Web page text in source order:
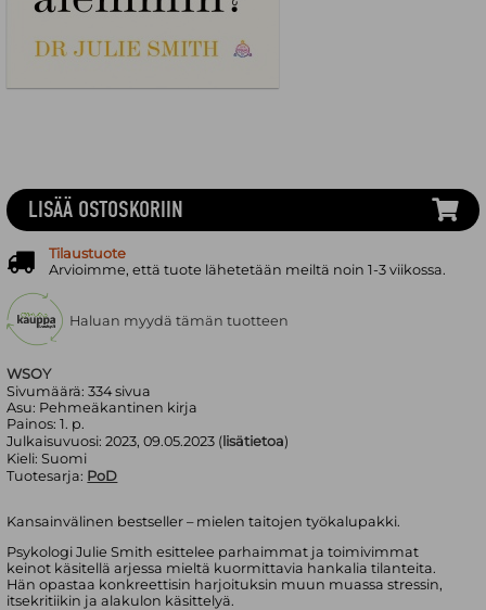
WSOY
Sivumäärä:334sivua
Asu: Pehmeäkantinen kirja
Painos:1. p.
Julkaisuvuosi:2023, 09.05.2023 ( lisätietoa)
Kieli:Suomi
Tuotesarja: PoD
Kansainvälinen bestseller – mielen taitojen työkalupakki.
Psykologi Julie Smith esittelee parhaimmat ja toimivimmat
keinot käsitellä arjessa mieltä kuormittavia hankalia tilanteita.
Hän opastaa konkreettisin harjoituksin muun muassa stressin,
itsekritiikin ja alakulon käsittelyä.
LISÄÄ OSTOSKORIIN
Tilaustuote
Arvioimme, että tuote lähetetään meiltä noin 1-3 viikossa.
Haluan myydä tämän tuotteen